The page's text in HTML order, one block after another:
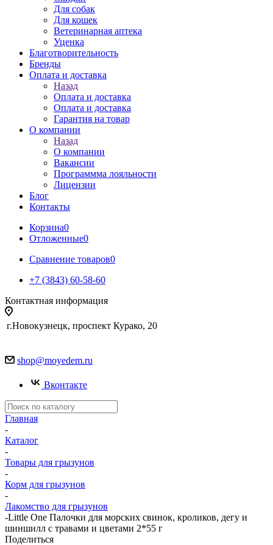
Для собак
Для кошек
Ветеринарная аптека
Уценка
Благотворительность
Бренды
Оплата и доставка
Назад
Оплата и доставка
Оплата и доставка
Гарантия на товар
О компании
Назад
О компании
Вакансии
Программма лояльности
Лицензии
Блог
Контакты
Корзина0
Отложенные0
Сравнение товаров0
+7 (3843) 60-58-60
Контактная информация
г.Новокузнецк, проспект Курако, 20
shop@moyedem.ru
Вконтакте
Главная
-
Каталог
-
Товары для грызунов
-
Корм для грызунов
-
Лакомство для грызунов
-Little One Палочки для морских свинок, кроликов, дегу и
шиншилл с травами и цветами 2*55 г
Поделиться